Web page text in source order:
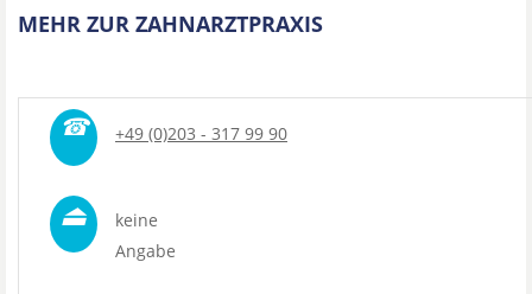
MEHR ZUR ZAHNARZTPRAXIS
☎ +49 (0)203 - 317 99 90
⏏
keine
Angabe